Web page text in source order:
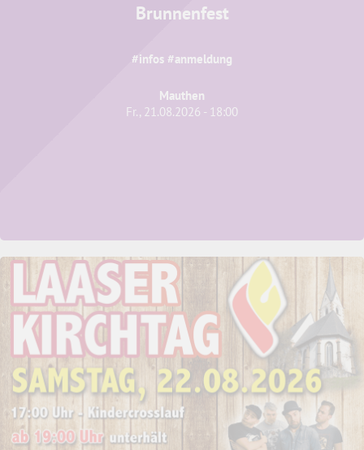
Brunnenfest
#infos #anmeldung
Mauthen
Fr., 21.08.2026 - 18:00